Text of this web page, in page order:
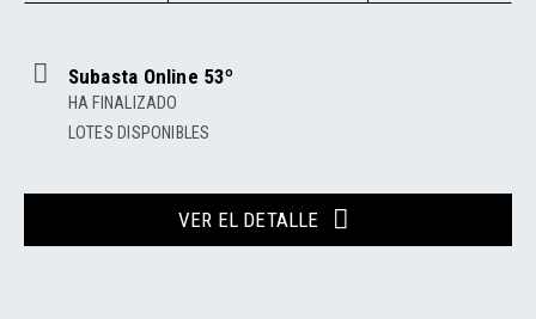
Subasta Online 53º
HA FINALIZADO
LOTES DISPONIBLES
VER EL DETALLE